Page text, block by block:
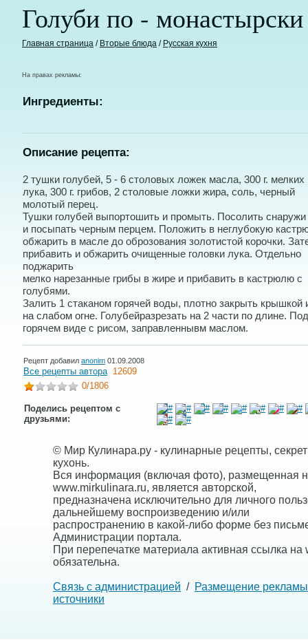
Голуби по - монастырски
Главная страница / Вторые блюда / Русская кухня
На правах рекламы:
Ингредиенты:
Описание рецепта:
2 тушки голубей, 5 - 6 столовых ложек масла, 300 г. мелких
лука, 300 г. грибов, 2 столовые ложки жира, соль, черный
молотый перец.
Тушки голубей выпортошить и промыть. Посолить снаружи
и посыпать черным перцем. Положить в неглубокую
обжарить в масле до оброзования золотистой корочки.
прибавить и обжарить очищенные головки лука. Отдельно
поджарить
мелко нарезанные грибы в жире и прибавить в кастрюлю с
голубями.
Залить 1 стаканом горячей воды, плотно закрыть крышкой
на слабом огне. Голубейразрезать на 2 части по длине.
горячем виде с рисом, заправленнывм маслом.
Рецепт добавил anonim 01.09.2008
Все рецепты автора 12609
0/1806
Поделись рецептом с
друзьями:
© Мир Кулинара.ру - кулинарные рецепты,
кухонь.
Вся информация (включая фото), размещенная
www.mirkulinara.ru, является авторской,
предназначена исключительно для личного
дальнейшему воспроизведению и/или
распространению в какой-либо форме без
Администрации портала.
При перепечатке материала активная ссылка на
обязательна.
Связь с администрацией / Размещение рекламы
источники